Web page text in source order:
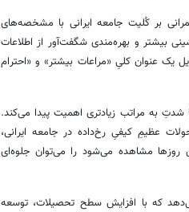
بر کُلیت جامعه ایرانی با مشخصه‌های
بیشتر و بهره‌مندی شگفت‌آور از اطلاعات
عنوان کلیِ «مراعات بیشتر» و «احترام
شدتِ به مراتب زیادتری اهمیت پیدا می‌کند.
عظیمِ کیفیِ رخ‌داده در جامعه ایرانی،
روزها مشاهده می‌شود را می‌توان جلوه‌ای
که با افزایش سطح تحصیلات، توسعه